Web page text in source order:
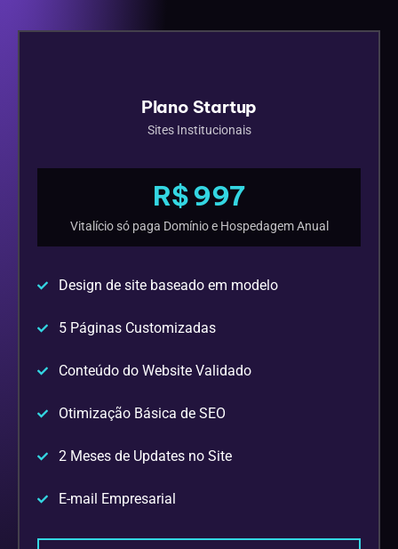
Plano Startup
Sites Institucionais
R$ 997
Vitalício só paga Domínio e Hospedagem Anual
Design de site baseado em modelo
5 Páginas Customizadas
Conteúdo do Website Validado
Otimização Básica de SEO
2 Meses de Updates no Site
E-mail Empresarial